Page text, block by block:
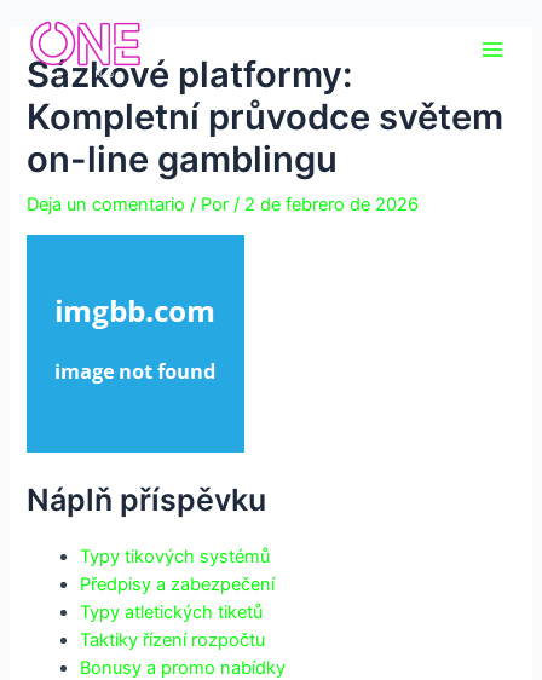
contenido
Sázkové platformy:
Kompletní průvodce světem
on-line gamblingu
Deja un comentario / Por/ 2 de febrero de 2026
Náplň příspěvku
Typy tikových systémů
Předpisy a zabezpečení
Typy atletických tiketů
Taktiky řízení rozpočtu
Bonusy a promo nabídky
de
entradas